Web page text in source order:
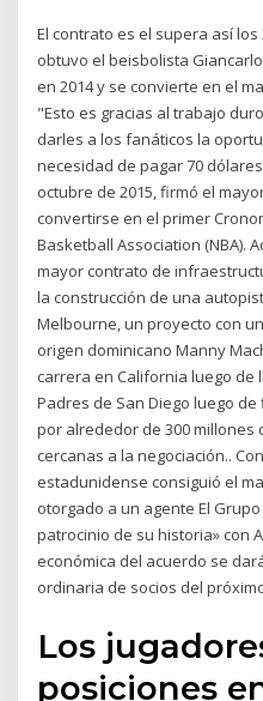
El contrato es el supera así
obtuvo el beisbolista
en 2014 y se convierte en el
"Esto es gracias al trabajo
darles a los fanáticos la
necesidad de pagar 70
octubre de 2015, firmó el
convertirse en el primer
Basketball Association (NBA).
mayor contrato de
la construcción de una
Melbourne, un proyecto con
origen dominicano Manny
carrera en California luego de
Padres de San Diego luego
por alrededor de 300
cercanas a la negociación..
estadunidense consiguió el
otorgado a un agente El
patrocinio de su historia» con
económica del acuerdo se
ordinaria de socios del
Los
posiciones